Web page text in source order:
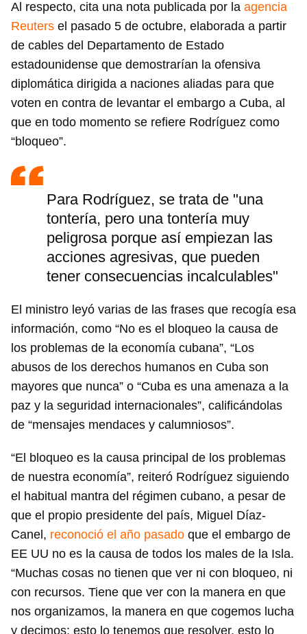
Al respecto, cita una nota publicada por la agencia
Reuters el pasado 5 de octubre, elaborada a partir
de cables del Departamento de Estado
estadounidense que demostrarían la ofensiva
diplomática dirigida a naciones aliadas para que
voten en contra de levantar el embargo a Cuba, al
que en todo momento se refiere Rodríguez como
“bloqueo”.
Para Rodríguez, se trata de "una
tontería, pero una tontería muy
peligrosa porque así empiezan las
acciones agresivas, que pueden
tener consecuencias incalculables"
El ministro leyó varias de las frases que recogía esa
información, como “No es el bloqueo la causa de
los problemas de la economía cubana”, “Los
abusos de los derechos humanos en Cuba son
mayores que nunca” o “Cuba es una amenaza a la
paz y la seguridad internacionales”, calificándolas
de “mensajes mendaces y calumniosos”.
“El bloqueo es la causa principal de los problemas
de nuestra economía”, reiteró Rodríguez siguiendo
el habitual mantra del régimen cubano, a pesar de
que el propio presidente del país, Miguel Díaz-
Canel, reconoció el año pasado que el embargo de
EE UU no es la causa de todos los males de la Isla.
“Muchas cosas no tienen que ver ni con bloqueo, ni
con recursos. Tiene que ver con la manera en que
nos organizamos, la manera en que cogemos lucha
y decimos: esto lo tenemos que resolver, esto lo